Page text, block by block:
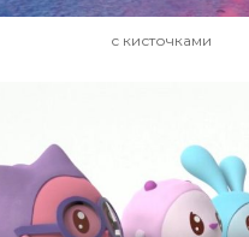
с кисточками